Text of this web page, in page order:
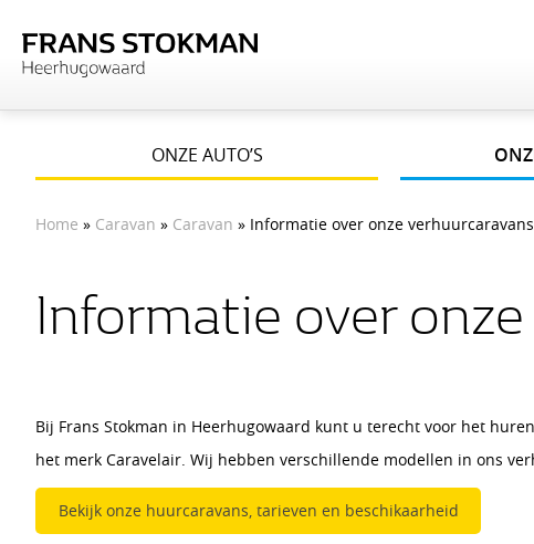
ONZE AUTO’S
Home » Caravan » Caravan » Informatie over onze
Informatie over
Bij Frans Stokman in Heerhugowaard kunt u terecht voor het
het merk Caravelair. Wij hebben verschillende modellen in ons
Bekijk onze huurcaravans, tarieven en beschikaarheid